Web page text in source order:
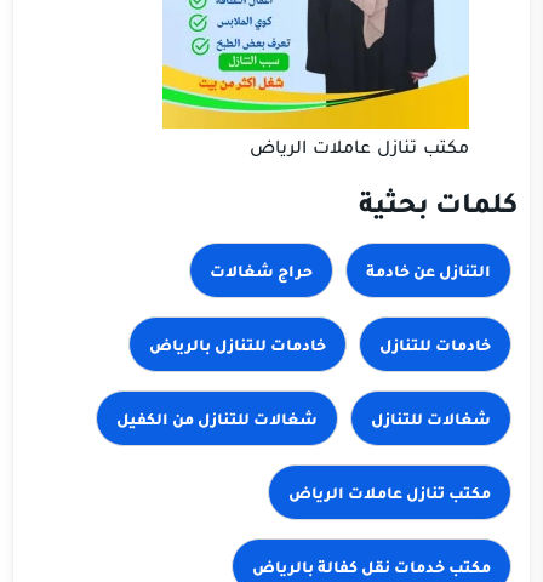
مكتب تنازل عاملات الرياض
كلمات بحثية
حراج شغالات
خادمات للتنازل
شغالات للتنازل شغالات للتنازل من الكفيل
مكتب تنازل عاملات الرياض
مكتب خدمات نقل كفالة بالرياض